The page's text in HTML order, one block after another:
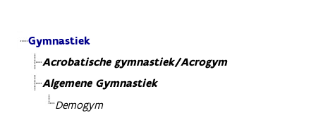
Gymnastiek
Acrobatische gymnastiek/Acrogym
Algemene Gymnastiek
Demogym